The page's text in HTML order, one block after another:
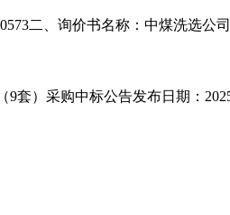
二、询价书名称：中煤洗选
9套）采购中标公告发布日期：